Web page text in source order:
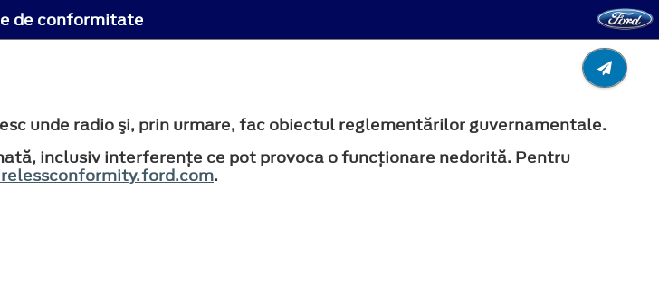
de conformitate
unde radio şi, prin urmare, fac obiectul reglementărilor guvernamentale.
inclusiv interferențe ce pot provoca o funcționare nedorită. Pentru
.